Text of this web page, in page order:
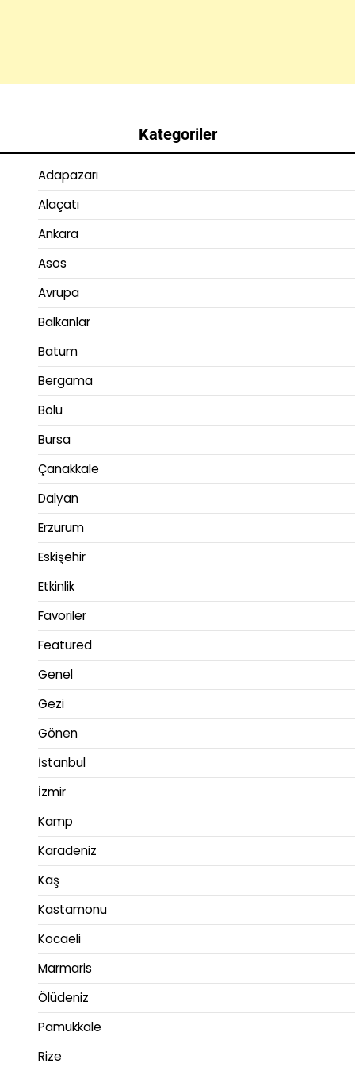
Kategoriler
Adapazarı
Alaçatı
Ankara
Asos
Avrupa
Balkanlar
Batum
Bergama
Bolu
Bursa
Çanakkale
Dalyan
Erzurum
Eskişehir
Etkinlik
Favoriler
Featured
Genel
Gezi
Gönen
İstanbul
İzmir
Kamp
Karadeniz
Kaş
Kastamonu
Kocaeli
Marmaris
Ölüdeniz
Pamukkale
Rize